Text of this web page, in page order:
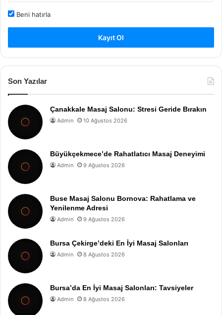
Beni hatırla
Kayıt Ol
Son Yazılar
Çanakkale Masaj Salonu: Stresi Geride Bırakın
Admin 10 Ağustos 2026
Büyükçekmece’de Rahatlatıcı Masaj Deneyimi
Admin 9 Ağustos 2026
Buse Masaj Salonu Bornova: Rahatlama ve
Yenilenme Adresi
Admin 9 Ağustos 2026
Bursa Çekirge’deki En İyi Masaj Salonları
Admin 8 Ağustos 2026
Bursa’da En İyi Masaj Salonları: Tavsiyeler
Admin 8 Ağustos 2026